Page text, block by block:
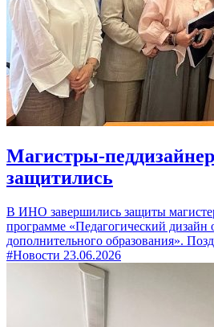
Магистры-
защитились
В ИНО завершились защиты
программе «Педагогический дизайн
дополнительного образования».
#Новости 23.06.2026